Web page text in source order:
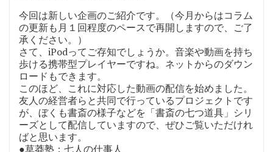
今回は新しい企画のご紹介です。（今月からはコラム
の更新も月１回程度のペースで再開しますので、ご了
承ください。）
さて、iPodってご存知でしょうか。音楽や動画を持ち
歩ける携帯型プレイヤーですね。ネットからのダウン
ロードもできます。
このほど、これに対応した動画の配信を始めました。
友人の経営者らと共同で行っているプロジェクトです
が、ぼくも書斎の様子などを「書斎の七つ道具」シリ
ーズとして配信していますので、ぜひご覧いただけれ
ばと思います。
●草莽塾：七人の仕事人